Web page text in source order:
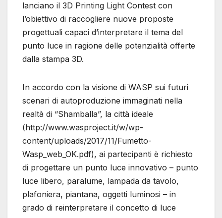
lanciano il 3D Printing Light Contest con
l’obiettivo di raccogliere nuove proposte
progettuali capaci d’interpretare il tema del
punto luce in ragione delle potenzialità offerte
dalla stampa 3D.
In accordo con la visione di WASP sui futuri
scenari di autoproduzione immaginati nella
realtà di “Shamballa”, la città ideale
(http://www.wasproject.it/w/wp-
content/uploads/2017/11/Fumetto-
Wasp_web_OK.pdf), ai partecipanti è richiesto
di progettare un punto luce innovativo – punto
luce libero, paralume, lampada da tavolo,
plafoniera, piantana, oggetti luminosi – in
grado di reinterpretare il concetto di luce